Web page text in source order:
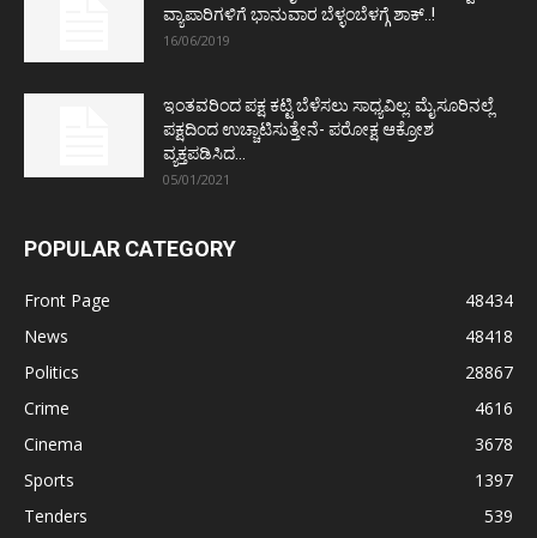
ವ್ಯಾಪಾರಿಗಳಿಗೆ ಭಾನುವಾರ ಬೆಳ್ಳಂಬೆಳಗ್ಗೆ ಶಾಕ್..!
16/06/2019
ಇಂತವರಿಂದ ಪಕ್ಷ ಕಟ್ಟಿ ಬೆಳೆಸಲು ಸಾಧ್ಯವಿಲ್ಲ: ಮೈಸೂರಿನಲ್ಲೆ
ಪಕ್ಷದಿಂದ ಉಚ್ಚಾಟಿಸುತ್ತೇನೆ- ಪರೋಕ್ಷ ಆಕ್ರೋಶ
ವ್ಯಕ್ತಪಡಿಸಿದ...
05/01/2021
POPULAR CATEGORY
Front Page
48434
News
48418
Politics
28867
Crime
4616
Cinema
3678
Sports
1397
Tenders
539